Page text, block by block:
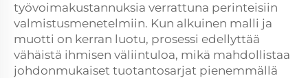
työvoimakustannuksia verrattuna perinteisiin
valmistusmenetelmiin. Kun alkuinen malli ja
muotti on kerran luotu, prosessi edellyttää
vähäistä ihmisen väliintuloa, mikä mahdollistaa
johdonmukaiset tuotantosarjat pienemmällä